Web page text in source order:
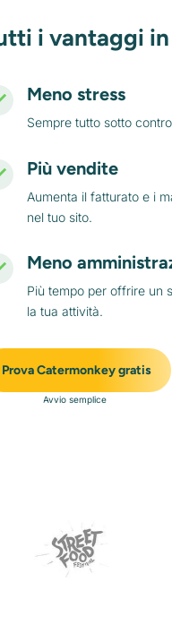
i vantaggi
Meno stress
Sempre tutto sotto
Più vendite
Aumenta il fatturato e i
nel tuo sito.
Meno
Più tempo per offrire un
la tua attività.
Prova Catermonkey gratis
Avvio semplice